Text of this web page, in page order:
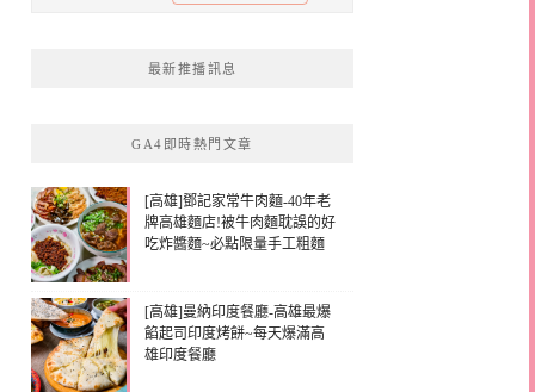
最新推播訊息
GA4即時熱門文章
[高雄]鄧記家常牛肉麵-40年老
牌高雄麵店!被牛肉麵耽誤的好
吃炸醬麵~必點限量手工粗麵
[高雄]曼納印度餐廳-高雄最爆
餡起司印度烤餅~每天爆滿高
雄印度餐廳